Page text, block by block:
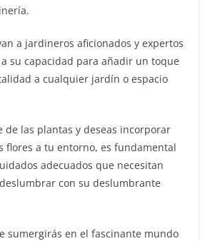
a jardineros aficionados y expertos
su capacidad para añadir un toque
a cualquier jardín o espacio
de las plantas y deseas incorporar
flores a tu entorno, es fundamental
adecuados que necesitan
con su deslumbrante
sumergirás en el fascinante mundo